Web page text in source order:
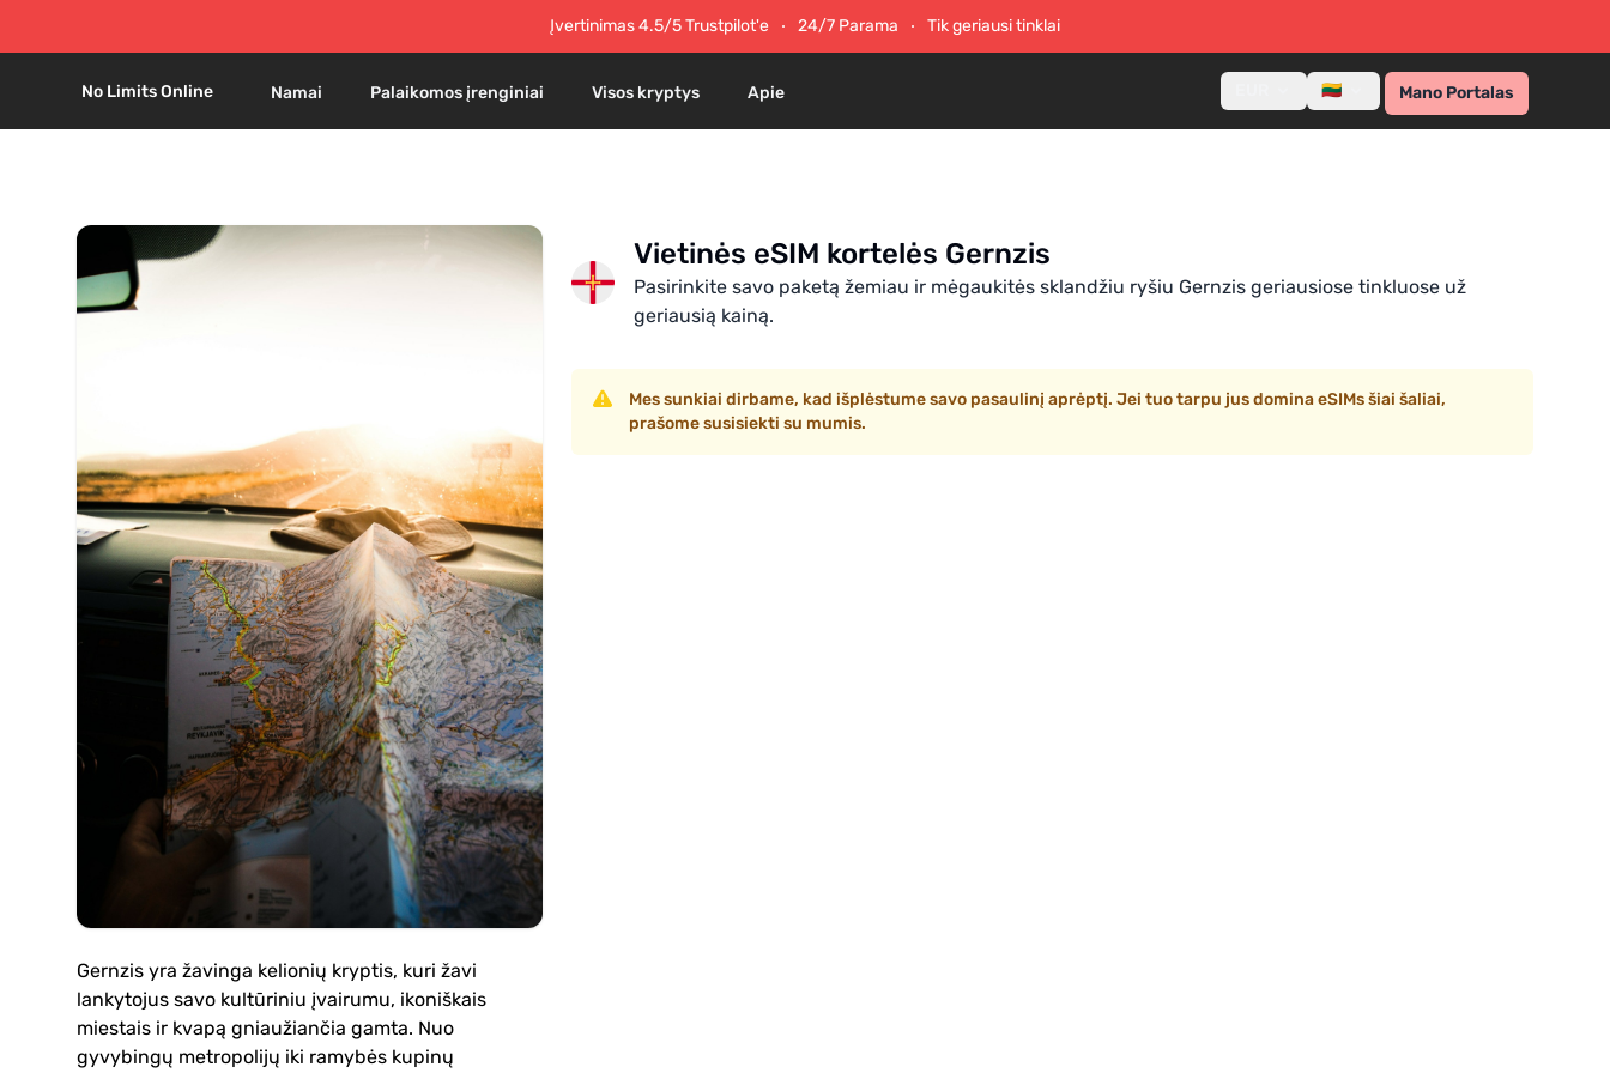
Įvertinimas 4.5/5 Trustpilot'e 24/7 Parama Tik geriausi tinklai
No Limits Online Namai Palaikomos įrenginiai Visos kryptys Apie 🇱🇹 Mano Portalas
Gernzis yra žavinga kelionių kryptis, kuri žavi
lankytojus savo kultūriniu įvairumu, ikoniškais
miestais ir kvapą gniaužiančia gamta. Nuo
gyvybingų metropolijų iki ramybės kupinų
Vietinės eSIM kortelės Gernzis
Pasirinkite savo paketą žemiau ir mėgaukitės sklandžiu ryšiu Gernzis geriausiose tinkluose už
geriausią kainą.
Mes sunkiai dirbame, kad išplėstume savo pasaulinį aprėptį. Jei tuo tarpu jus domina eSIMs šiai šaliai,
prašome susisiekti su mumis.